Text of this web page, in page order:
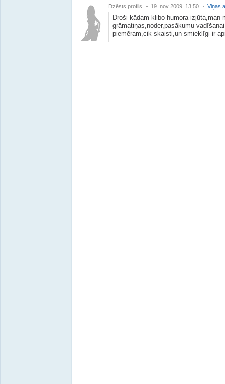
Dzēsts profils 19. nov 2009. 13:50 Viņas
Droši kādam klibo humora izjūta,man
grāmatiņas,noder,pasākumu
piemēram,cik skaisti,un smieklīgi ir